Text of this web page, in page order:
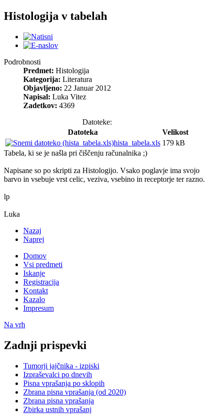
Histologija v tabelah
Podrobnosti
Predmet: Histologija
Kategorija: Literatura
Objavljeno: 22 Januar 2012
Napisal: Luka Vitez
Zadetkov: 4369
Datoteke:
Datoteka
Velikost
hista_tabela.xls 179 kB
Tabela, ki se je našla pri čiščenju računalnika ;)
Napisane so po skripti za Histologijo. Vsako poglavje ima svojo
barvo in vsebuje vrst celic, veziva, vsebino in receptorje ter razno.
lp
Luka
Nazaj
Naprej
Domov
Vsi predmeti
Iskanje
Registracija
Kontakt
Kazalo
Impresum
Na vrh
Zadnji prispevki
Tumorji jajčnika - izpiski
Izpraševalci po dnevih
Pisna vprašanja po sklopih
Zbrana pisna vprašanja (od 2020)
Zbrana pisna vprašanja
Zbirka ustnih vprašanj